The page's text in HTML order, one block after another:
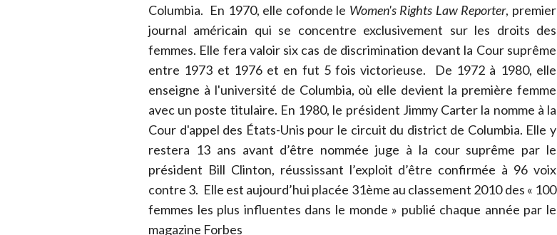
Columbia. En 1970, elle cofonde le Women's Rights Law Reporter, premier
journal américain qui se concentre exclusivement sur les droits des
femmes. Elle fera valoir six cas de discrimination devant la Cour suprême
entre 1973 et 1976 et en fut 5 fois victorieuse. De 1972 à 1980, elle
enseigne à l'université de Columbia, où elle devient la première femme
avec un poste titulaire. En 1980, le président Jimmy Carter la nomme à la
Cour d'appel des États-Unis pour le circuit du district de Columbia. Elle y
restera 13 ans avant d’être nommée juge à la cour suprême par le
président Bill Clinton, réussissant l’exploit d’être confirmée à 96 voix
contre 3. Elle est aujourd’hui placée 31ème au classement 2010 des « 100
femmes les plus influentes dans le monde » publié chaque année par le
magazine Forbes